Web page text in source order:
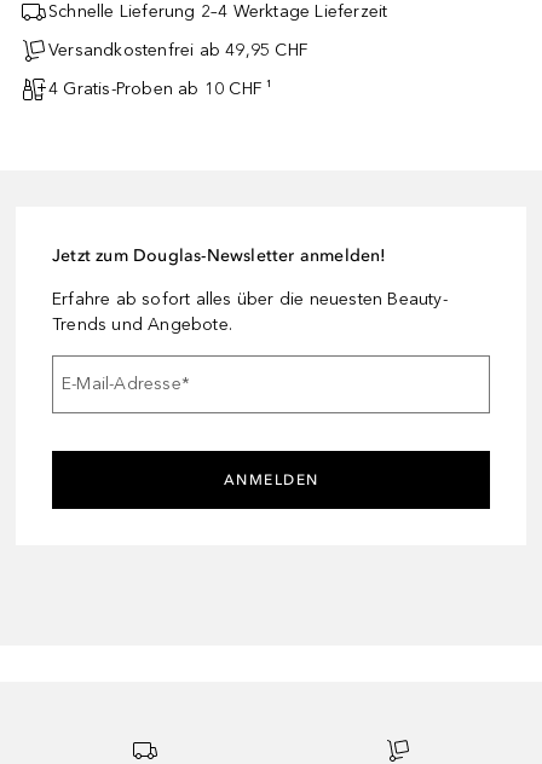
Schnelle Lieferung 2–4 Werktage Lieferzeit
Versandkostenfrei ab 49,95 CHF
4 Gratis-Proben ab 10 CHF ¹
Jetzt zum Douglas-Newsletter anmelden!
Erfahre ab sofort alles über die neuesten Beauty-
Trends und Angebote.
E-Mail-Adresse*
ANMELDEN